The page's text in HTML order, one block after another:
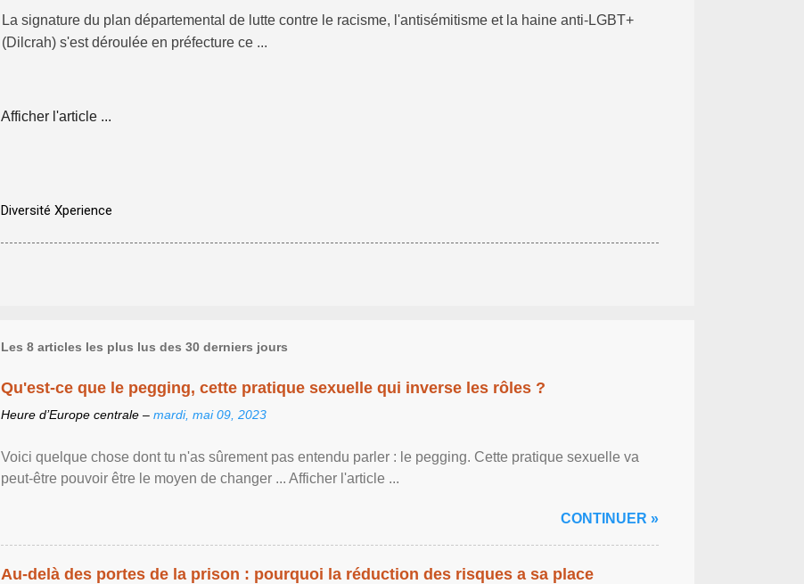
La signature du plan départemental de lutte contre le racisme, l'antisémitisme et la haine anti-LGBT+
(Dilcrah) s'est déroulée en préfecture ce ...
Afficher l'article ...
Diversité Xperience
Les 8 articles les plus lus des 30 derniers jours
Qu'est-ce que le pegging, cette pratique sexuelle qui inverse les rôles ?
Heure d’Europe centrale – mardi, mai 09, 2023
Voici quelque chose dont tu n'as sûrement pas entendu parler : le pegging. Cette pratique sexuelle va
peut-être pouvoir être le moyen de changer ... Afficher l'article ...
CONTINUER »
Au-delà des portes de la prison : pourquoi la réduction des risques a sa place